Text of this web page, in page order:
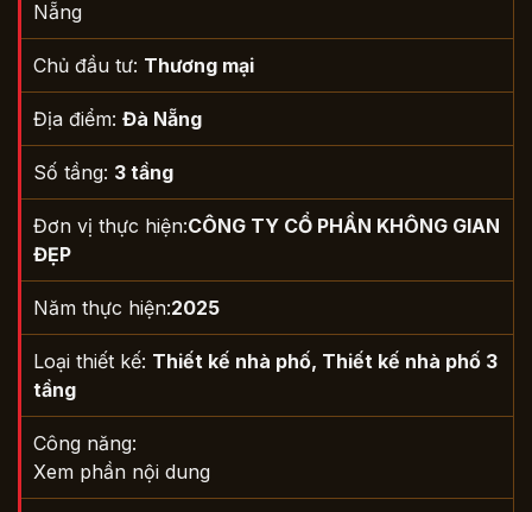
Nẵng
Chủ đầu tư: Thương mại
Địa điểm: Đà Nẵng
Số tầng: 3 tầng
Đơn vị thực hiện:CÔNG TY CỔ PHẦN KHÔNG GIAN
ĐẸP
Năm thực hiện:2025
Loại thiết kế: Thiết kế nhà phố, Thiết kế nhà phố 3
tầng
Công năng:
Xem phần nội dung